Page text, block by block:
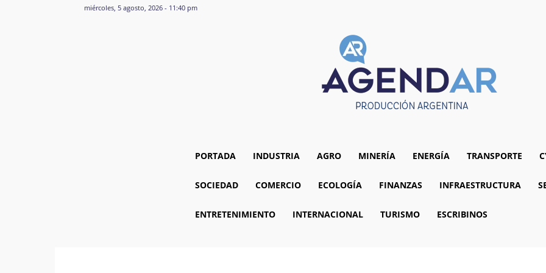
miércoles, 5 agosto, 2026 - 11:40 pm
PORTADA INDUSTRIA AGRO MINERÍA ENERGÍA TRANSPORTE
SOCIEDAD COMERCIO ECOLOGÍA FINANZAS INFRAESTRUCTURA
ENTRETENIMIENTO INTERNACIONAL TURISMO ESCRIBINOS